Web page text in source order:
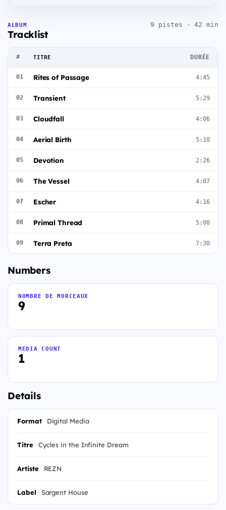
ALBUM
Tracklist
9 pistes · 42 min
# TITRE DURÉE
01 Rites of Passage 4:45
02 Transient 5:29
03 Cloudfall 4:06
04 Aerial Birth 5:10
05 Devotion 2:26
06 The Vessel 4:07
07 Escher 4:16
08 Primal Thread 5:00
09 Terra Preta 7:30
Numbers
9
NOMBRE DE MORCEAUX
1
MEDIA COUNT
Details
Format Digital Media
Titre Cycles in the Infinite Dream
Artiste REZN
Label Sargent House